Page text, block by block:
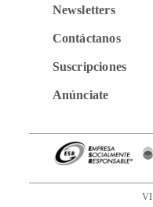
Newsletters
Contáctanos
Suscripciones
Anúnciate